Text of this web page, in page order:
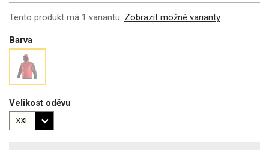
Tento produkt má 1 variantu. Zobrazit možné varianty
Barva
Velikost oděvu